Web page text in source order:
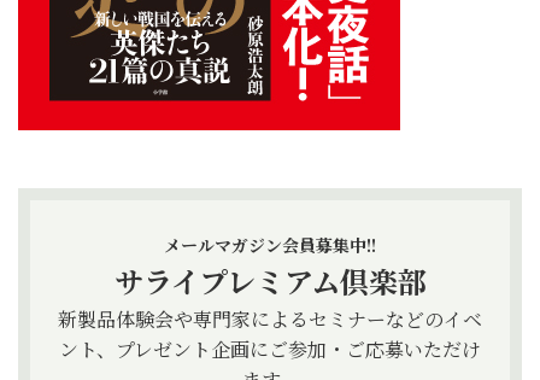
メールマガジン会員募集中!!
サライプレミアム倶楽部
新製品体験会や専門家によるセミナーなどのイベ
ント、プレゼント企画にご参加・ご応募いただけ